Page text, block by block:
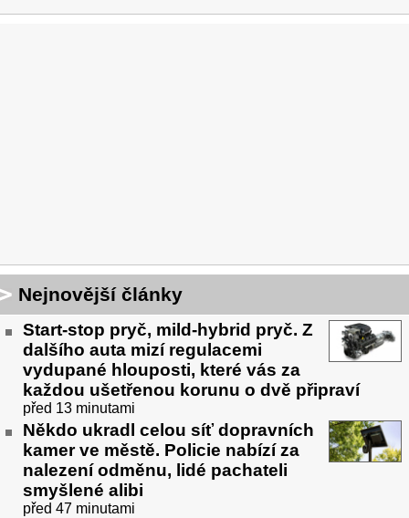
Nejnovější články
Start-stop pryč, mild-hybrid pryč. Z
dalšího auta mizí regulacemi
vydupané hlouposti, které vás za
každou ušetřenou korunu o dvě připraví
před 13 minutami
Někdo ukradl celou síť dopravních
kamer ve městě. Policie nabízí za
nalezení odměnu, lidé pachateli
smyšlené alibi
před 47 minutami